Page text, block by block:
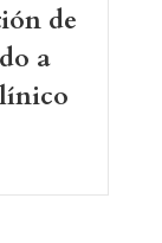
de
a